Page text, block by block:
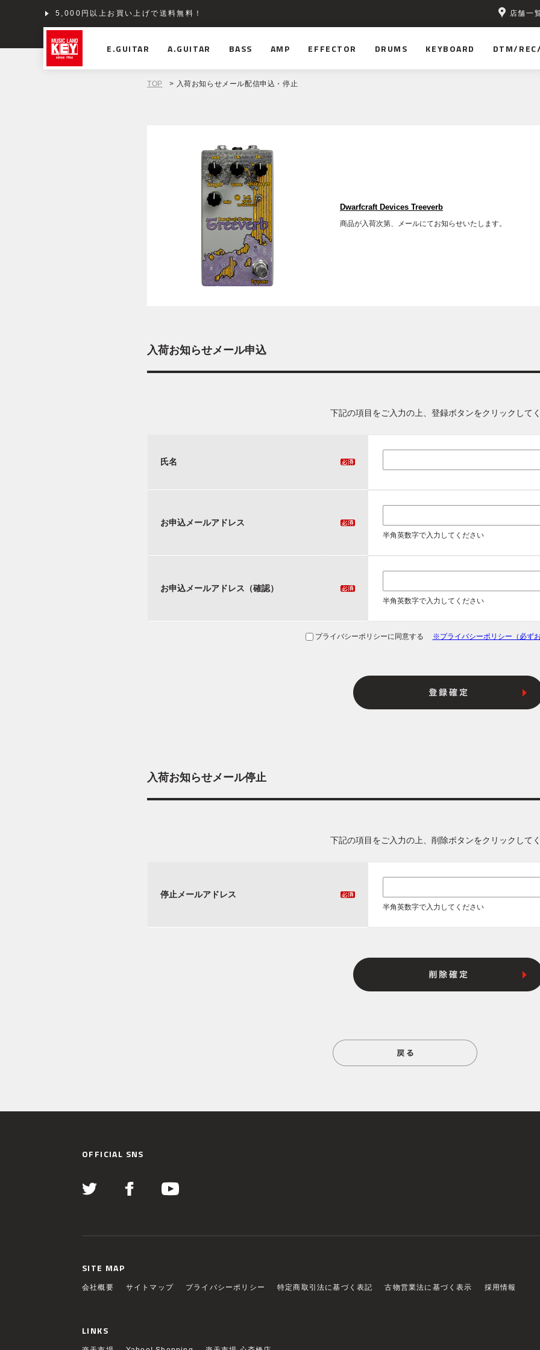
5,000円以上お買い上げで送料無料！
ショッピングクレジット分割48回払いまで金利手数料無料！ 店舗一
E.GUITAR A.GUITAR BASS AMP EFFECTOR DRUMS KEYBOARD DTM/
TOP > 入荷お知らせメール配信申込・停止
Dwarfcraft Devices Treeverb
商品が入荷次第、メールにてお知らせいたします。
入荷お知らせメール申込
下記の項目をご入力の上、登録ボタンをクリックして
氏名
お申込メールアドレス
半角英数字で入力してください
お申込メールアドレス（確認）
半角英数字で入力してください
プライバシーポリシーに同意する ※プライバシーポリシー（必ず
入荷お知らせメール停止
下記の項目をご入力の上、削除ボタンをクリックして
停止メールアドレス
半角英数字で入力してください
OFFICIAL SNS
SITE MAP
会社概要 サイトマップ プライバシーポリシー 特定商取引法に基づく表記 古物営業法に基づく表示 採用情報
LINKS